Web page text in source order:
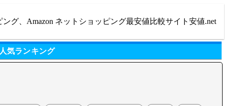
グ、Amazon ネットショッピング最安値比較サイト安値.net
気ランキング